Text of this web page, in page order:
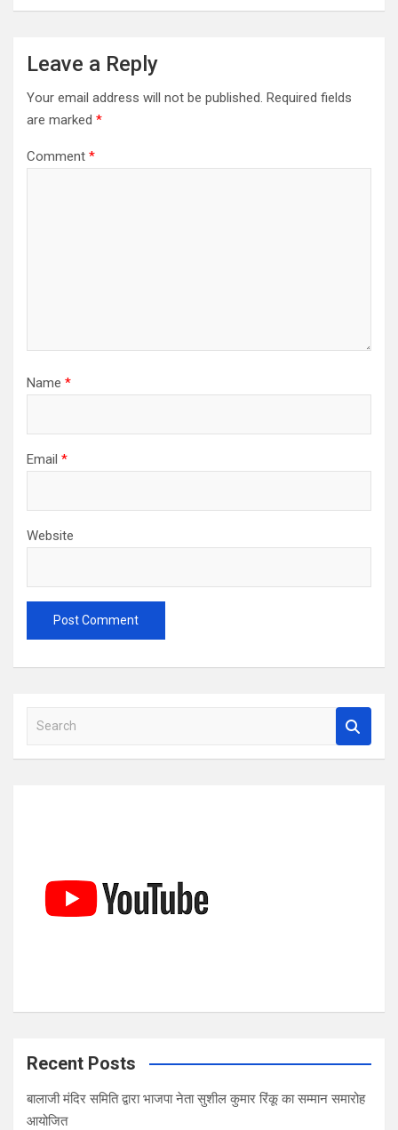
Leave a Reply
Your email address will not be published. Required fields
are marked *
Comment *
Name *
Email *
Website
a
Recent Posts
बालाजी मंदिर समिति द्वारा भाजपा नेता सुशील कुमार रिंकू का सम्मान समारोह
आयोजित